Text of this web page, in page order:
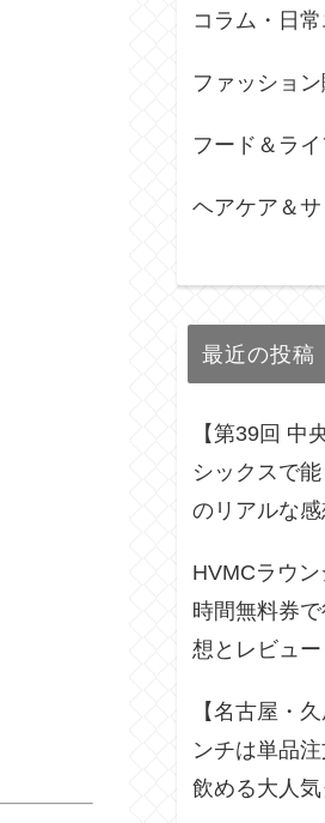
コラム・日
ファッショ
フード＆ラ
ヘアケア＆
最近の投稿
【第39回 中
シックスで
のリアルな
HVMCラウ
時間無料券
想とレビュー
【名古屋・
ンチは単品
飲める大人